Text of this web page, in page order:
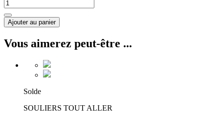
Ajouter au panier
Vous aimerez peut-être ...
Solde
SOULIERS TOUT ALLER